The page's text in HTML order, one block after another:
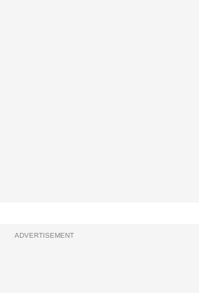
ADVERTISEMENT